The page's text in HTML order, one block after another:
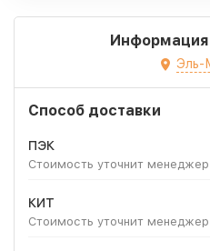
Информация
Эль-
Способ доставки
ПЭК
Стоимость уточнит менеджер
КИТ
Стоимость уточнит менеджер